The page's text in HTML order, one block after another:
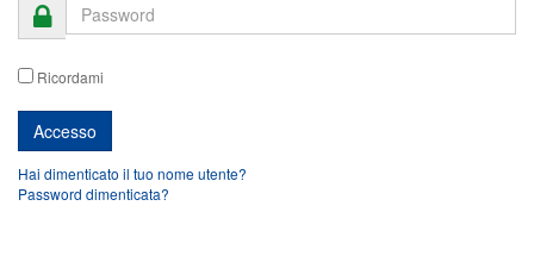
Ricordami
Hai dimenticato il tuo nome utente?
Password dimenticata?